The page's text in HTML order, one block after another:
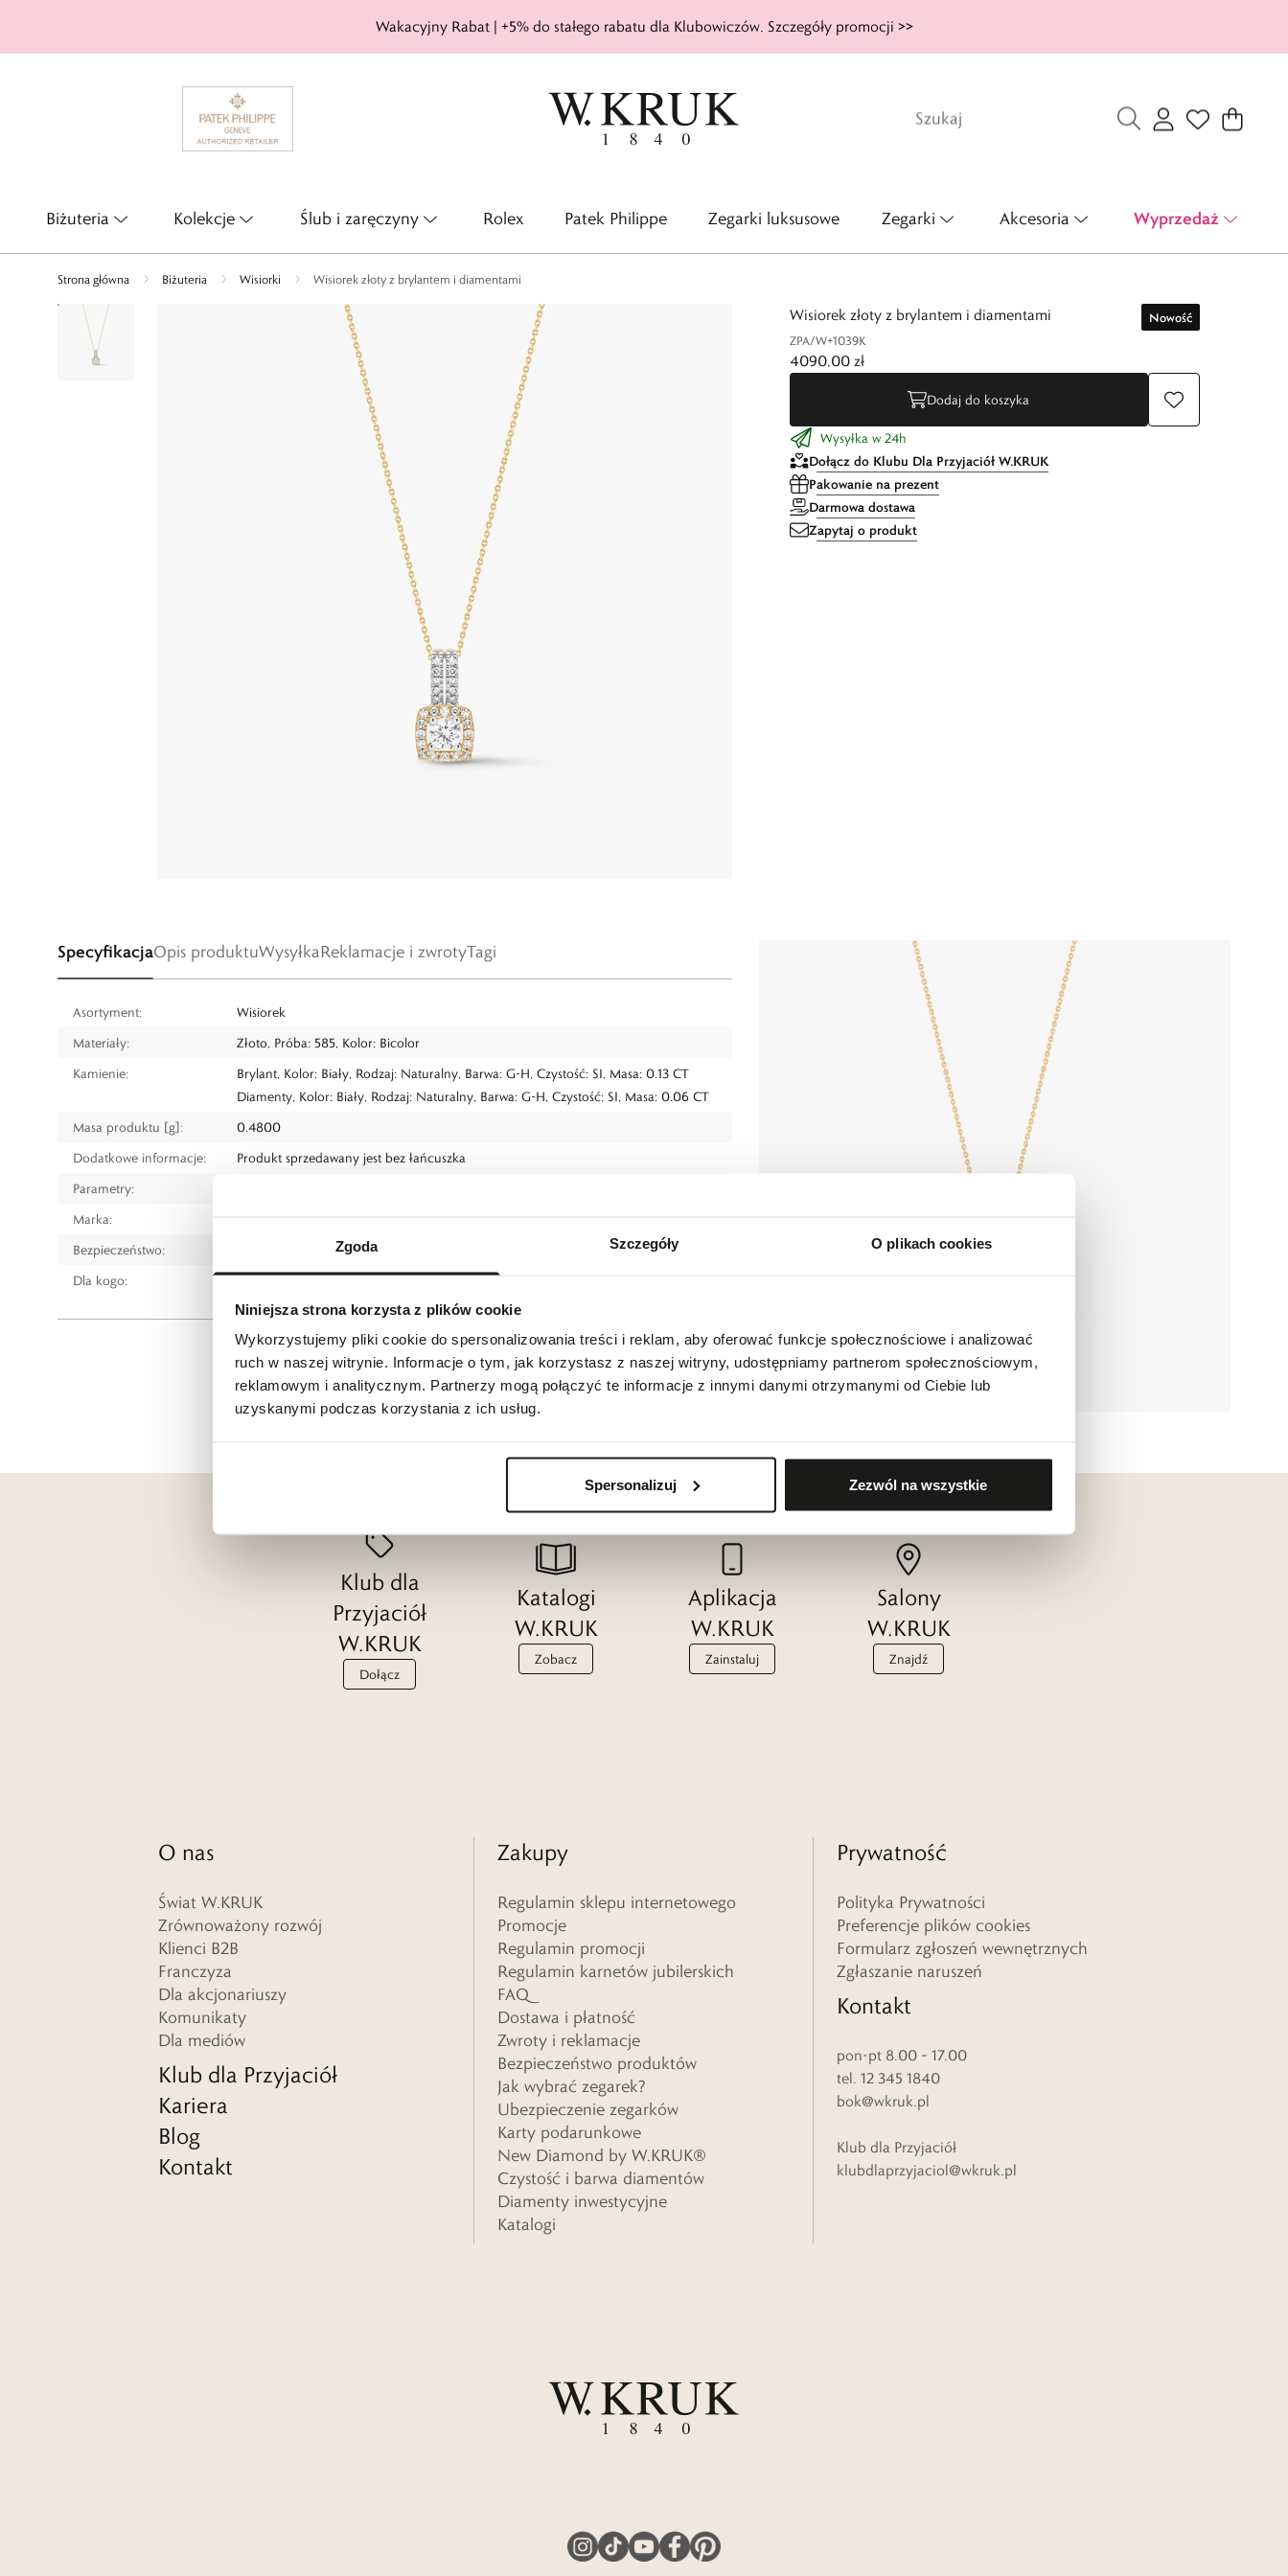
Zgoda Szczegóły O plikach cookies
Niniejsza strona korzysta z plików cookie
Wykorzystujemy pliki cookie do spersonalizowania treści i reklam, aby oferować funkcje społecznościowe i analizować
ruch w naszej witrynie. Informacje o tym, jak korzystasz z naszej witryny, udostępniamy partnerom społecznościowym,
reklamowym i analitycznym. Partnerzy mogą połączyć te informacje z innymi danymi otrzymanymi od Ciebie lub
uzyskanymi podczas korzystania z ich usług.
Spersonalizuj Zezwól na wszystkie
Wakacyjny Rabat | +5% do stałego rabatu dla Klubowiczów. Szczegóły promocji >>
Biżuteria Kolekcje Ślub i zaręczyny Rolex Patek Philippe Zegarki luksusowe Zegarki Akcesoria Wyprzedaż
Strona główna Biżuteria Wisiorki Wisiorek złoty z brylantem i diamentami
Wisiorek złoty z brylantem i diamentami
ZPA/W+1039K
Nowość
4090,00 zł
Dodaj do koszyka
Wysyłka w 24h
Dołącz do Klubu Dla Przyjaciół W.KRUK
Pakowanie na prezent
Darmowa dostawa
Zapytaj o produkt
SpecyfikacjaOpis produktuWysyłkaReklamacje i zwrotyTagi
Asortyment:
Wisiorek
Materiały:
Złoto, Próba: 585, Kolor: Bicolor
Kamienie:
Brylant, Kolor: Biały, Rodzaj: Naturalny, Barwa: G-H, Czystość: SI, Masa: 0.13 CT
Diamenty, Kolor: Biały, Rodzaj: Naturalny, Barwa: G-H, Czystość: SI, Masa: 0.06 CT
Masa produktu [g]:
0.4800
Dodatkowe informacje:
Produkt sprzedawany jest bez łańcuszka
Parametry:
Marka:
Bezpieczeństwo:
Informacje o bezpieczeństwie
Dla kogo:
Dla każdego
Klub dla
Przyjaciół
W.KRUK
Dołącz
Katalogi
W.KRUK
Zobacz
Aplikacja
W.KRUK
Zainstaluj
Salony
W.KRUK
Znajdź
O nas
Świat W.KRUK
Zrównoważony rozwój
Klienci B2B
Franczyza
Dla akcjonariuszy
Komunikaty
Dla mediów
Klub dla Przyjaciół
Kariera
Blog
Kontakt
Zakupy
Regulamin sklepu internetowego
Promocje
Regulamin promocji
Regulamin karnetów jubilerskich
FAQ
Dostawa i płatność
Zwroty i reklamacje
Bezpieczeństwo produktów
Jak wybrać zegarek?
Ubezpieczenie zegarków
Karty podarunkowe
New Diamond by W.KRUK®
Czystość i barwa diamentów
Diamenty inwestycyjne
Katalogi
Prywatność
Polityka Prywatności
Preferencje plików cookies
Formularz zgłoszeń wewnętrznych
Zgłaszanie naruszeń
Kontakt
pon-pt 8.00 – 17.00
tel. 12 345 1840
bok@wkruk.pl
Klub dla Przyjaciół
klubdlaprzyjaciol@wkruk.pl